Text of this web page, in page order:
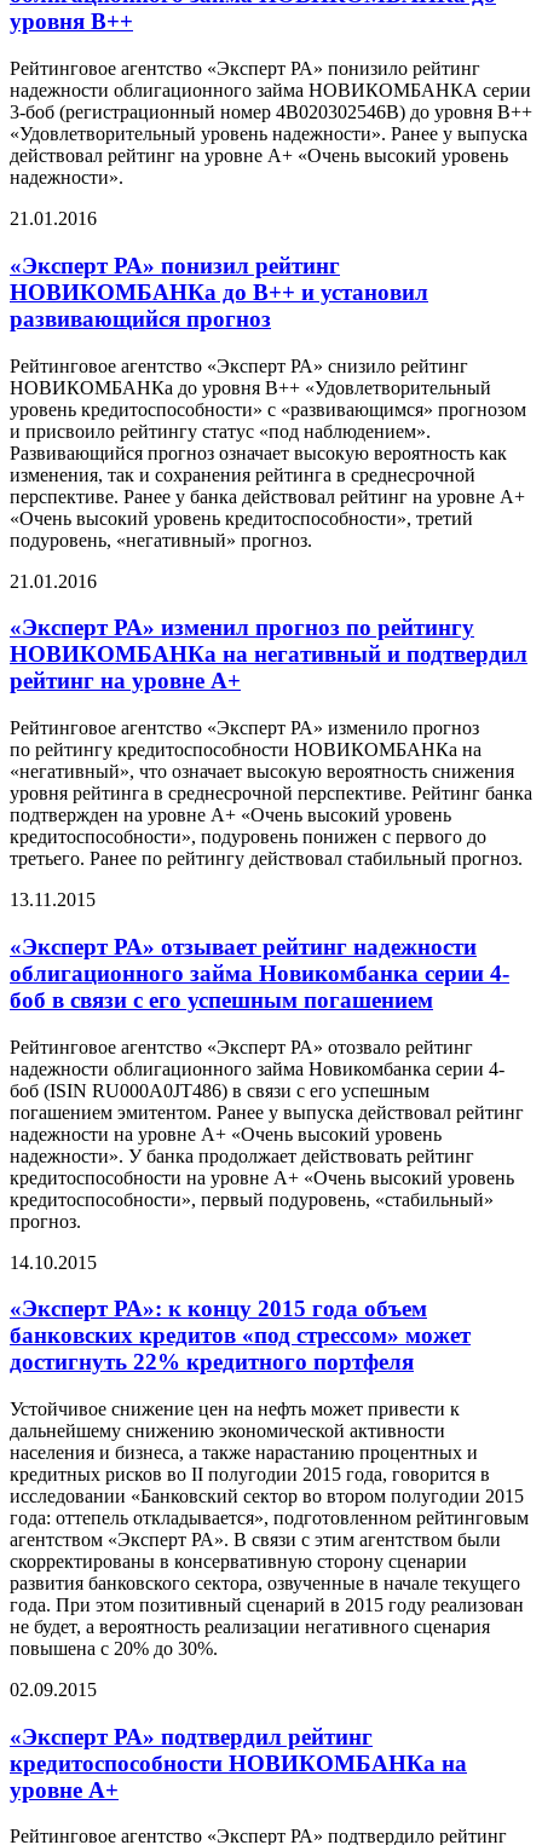
уровня В++
Рейтинговое агентство «Эксперт РА» понизило рейтинг
надежности облигационного займа НОВИКОМБАНКА серии
3-боб (регистрационный номер 4B020302546B) до уровня В++
«Удовлетворительный уровень надежности». Ранее у выпуска
действовал рейтинг на уровне А+ «Очень высокий уровень
надежности».
21.01.2016
«Эксперт РА» понизил рейтинг
НОВИКОМБАНКа до В++ и установил
развивающийся прогноз
Рейтинговое агентство «Эксперт РА» снизило рейтинг
НОВИКОМБАНКа до уровня В++ «Удовлетворительный
уровень кредитоспособности» с «развивающимся» прогнозом
и присвоило рейтингу статус «под наблюдением».
Развивающийся прогноз означает высокую вероятность как
изменения, так и сохранения рейтинга в среднесрочной
перспективе. Ранее у банка действовал рейтинг на уровне А+
«Очень высокий уровень кредитоспособности», третий
подуровень, «негативный» прогноз.
21.01.2016
«Эксперт РА» изменил прогноз по рейтингу
НОВИКОМБАНКа на негативный и подтвердил
рейтинг на уровне А+
Рейтинговое агентство «Эксперт РА» изменило прогноз
по рейтингу кредитоспособности НОВИКОМБАНКа на
«негативный», что означает высокую вероятность снижения
уровня рейтинга в среднесрочной перспективе. Рейтинг банка
подтвержден на уровне А+ «Очень высокий уровень
кредитоспособности», подуровень понижен с первого до
третьего. Ранее по рейтингу действовал стабильный прогноз.
13.11.2015
«Эксперт РА» отзывает рейтинг надежности
облигационного займа Новикомбанка серии 4-
боб в связи с его успешным погашением
Рейтинговое агентство «Эксперт РА» отозвало рейтинг
надежности облигационного займа Новикомбанка серии 4-
боб (ISIN RU000A0JT486) в связи с его успешным
погашением эмитентом. Ранее у выпуска действовал рейтинг
надежности на уровне А+ «Очень высокий уровень
надежности». У банка продолжает действовать рейтинг
кредитоспособности на уровне A+ «Очень высокий уровень
кредитоспособности», первый подуровень, «стабильный»
прогноз.
14.10.2015
«Эксперт РА»: к концу 2015 года объем
банковских кредитов «под стрессом» может
достигнуть 22% кредитного портфеля
Устойчивое снижение цен на нефть может привести к
дальнейшему снижению экономической активности
населения и бизнеса, а также нарастанию процентных и
кредитных рисков во II полугодии 2015 года, говорится в
исследовании «Банковский сектор во втором полугодии 2015
года: оттепель откладывается», подготовленном рейтинговым
агентством «Эксперт РА». В связи с этим агентством были
скорректированы в консервативную сторону сценарии
развития банковского сектора, озвученные в начале текущего
года. При этом позитивный сценарий в 2015 году реализован
не будет, а вероятность реализации негативного сценария
повышена с 20% до 30%.
02.09.2015
«Эксперт РА» подтвердил рейтинг
кредитоспособности НОВИКОМБАНКа на
уровне А+
Рейтинговое агентство «Эксперт РА» подтвердило рейтинг